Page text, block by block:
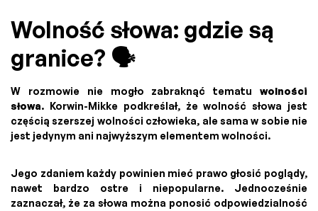
Wolność słowa: gdzie są
granice? 🗣️
W rozmowie nie mogło zabraknąć tematu wolności
słowa. Korwin-Mikke podkreślał, że wolność słowa jest
częścią szerszej wolności człowieka, ale sama w sobie nie
jest jedynym ani najwyższym elementem wolności.
Jego zdaniem każdy powinien mieć prawo głosić poglądy,
nawet bardzo ostre i niepopularne. Jednocześnie
zaznaczał, że za słowa można ponosić odpowiedzialność